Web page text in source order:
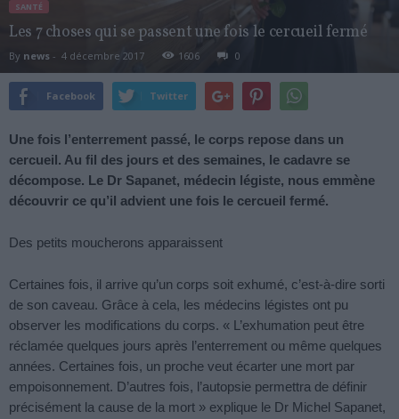
SANTÉ
Les 7 choses qui se passent une fois le cercueil fermé
By news - 4 décembre 2017 1606 0
Facebook Twitter
Une fois l’enterrement passé, le corps repose dans un
cercueil. Au fil des jours et des semaines, le cadavre se
décompose. Le Dr Sapanet, médecin légiste, nous emmène
découvrir ce qu’il advient une fois le cercueil fermé.
Des petits moucherons apparaissent
Certaines fois, il arrive qu’un corps soit exhumé, c’est-à-dire sorti
de son caveau. Grâce à cela, les médecins légistes ont pu
observer les modifications du corps. « L’exhumation peut être
réclamée quelques jours après l’enterrement ou même quelques
années. Certaines fois, un proche veut écarter une mort par
empoisonnement. D’autres fois, l’autopsie permettra de définir
précisément la cause de la mort » explique le Dr Michel Sapanet,